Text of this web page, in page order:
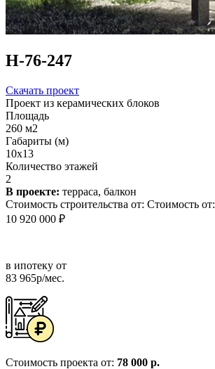
Н-76-247
Скачать проект
Проект из керамических блоков
Площадь
260 м2
Габариты (м)
10x13
Количество этажей
2
В проекте: терраса, балкон
Стоимость строительства от: Стоимость от:
10 920 000 ₽
в ипотеку от
83 965р/мес.
Стоимость проекта от: 78 000 р.